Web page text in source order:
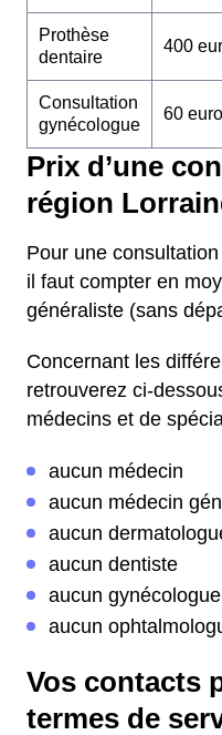
Prothèse
dentaire
400
Consultation
gynécologue
60
Prix d’une
région
Pour une
il faut compter en
généraliste (sans
Concernant les
retrouverez ci-
médecins et de
aucun médecin
aucun médecin
aucun
aucun dentiste
aucun gynécologue
aucun
Vos contacts
termes de